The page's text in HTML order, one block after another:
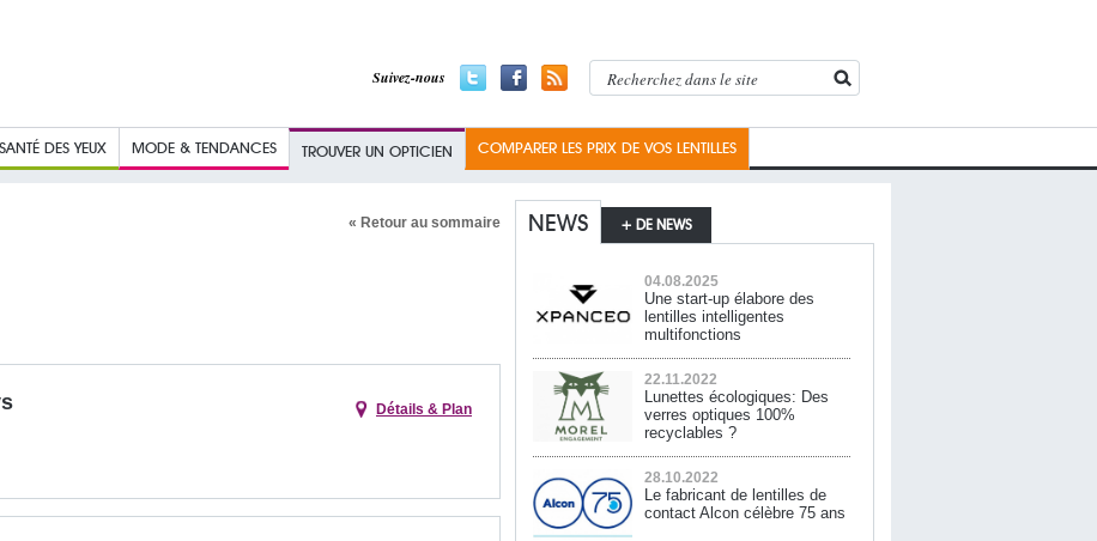
Suivez-nous
SANTÉ DES YEUX MODE & TENDANCES TROUVER UN OPTICIEN COMPARER LES PRIX DE VOS LENTILLES
« Retour au sommaire
Détails & Plan
NEWS + DE NEWS
04.08.2025
Une start-up élabore des
lentilles intelligentes
multifonctions
22.11.2022
Lunettes écologiques: Des
verres optiques 100%
recyclables ?
28.10.2022
Le fabricant de lentilles de
contact Alcon célèbre 75 ans